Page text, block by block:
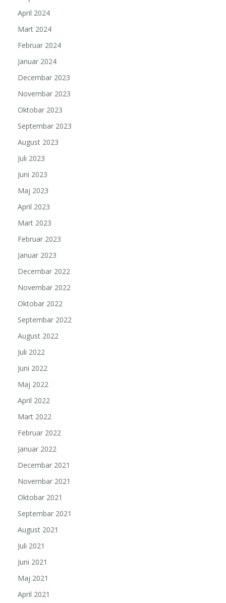
April 2024
Mart 2024
Februar 2024
Januar 2024
Decembar 2023
Novembar 2023
Oktobar 2023
Septembar 2023
August 2023
Juli 2023
Juni 2023
Maj 2023
April 2023
Mart 2023
Februar 2023
Januar 2023
Decembar 2022
Novembar 2022
Oktobar 2022
Septembar 2022
August 2022
Juli 2022
Juni 2022
Maj 2022
April 2022
Mart 2022
Februar 2022
Januar 2022
Decembar 2021
Novembar 2021
Oktobar 2021
Septembar 2021
August 2021
Juli 2021
Juni 2021
Maj 2021
April 2021